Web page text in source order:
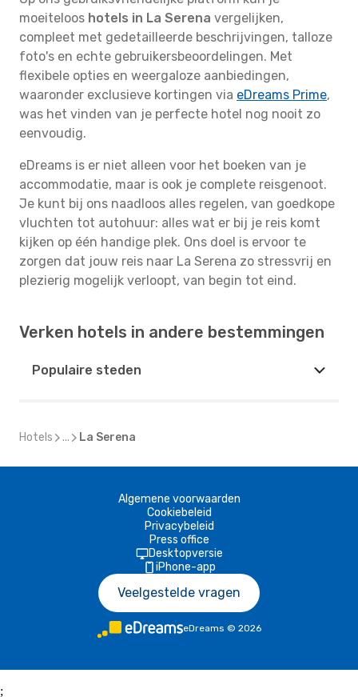
moeiteloos hotels in La Serena vergelijken,
compleet met gedetailleerde beschrijvingen, talloze
foto's en echte gebruikersbeoordelingen. Met
flexibele opties en weergaloze aanbiedingen,
waaronder exclusieve kortingen via eDreams Prime,
was het vinden van je perfecte hotel nog nooit zo
eenvoudig.
eDreams is er niet alleen voor het boeken van je
accommodatie, maar is ook je complete reisgenoot.
Je kunt bij ons naadloos alles regelen, van goedkope
vluchten tot autohuur: alles wat er bij je reis komt
kijken op één handige plek. Ons doel is ervoor te
zorgen dat jouw reis naar La Serena zo stressvrij en
plezierig mogelijk verloopt, van begin tot eind.
Verken hotels in andere bestemmingen
Populaire steden
Hotels ... La Serena
Algemene voorwaarden
Cookiebeleid
Privacybeleid
Press office
Desktopversie
iPhone-app
Veelgestelde vragen
eDreams © 2026
;